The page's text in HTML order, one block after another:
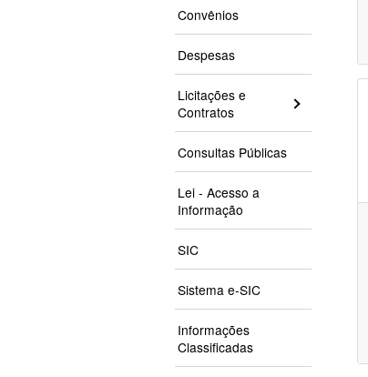
Convênios
Despesas
Licitações e
Contratos
Consultas Públicas
Lei - Acesso a
Informação
SIC
Sistema e-SIC
Informações
Classificadas